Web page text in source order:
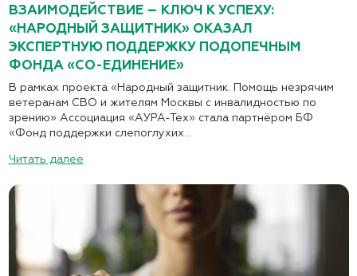
ВЗАИМОДЕЙСТВИЕ – КЛЮЧ К УСПЕХУ:
«НАРОДНЫЙ ЗАЩИТНИК» ОКАЗАЛ
ЭКСПЕРТНУЮ ПОДДЕРЖКУ ПОДОПЕЧНЫМ
ФОНДА «СО-ЕДИНЕНИЕ»
В рамках проекта «Народный защитник. Помощь незрячим
ветеранам СВО и жителям Москвы с инвалидностью по
зрению» Ассоциация «АУРА-Тех» стала партнёром БФ
«Фонд поддержки слепоглухих...
Читать далее